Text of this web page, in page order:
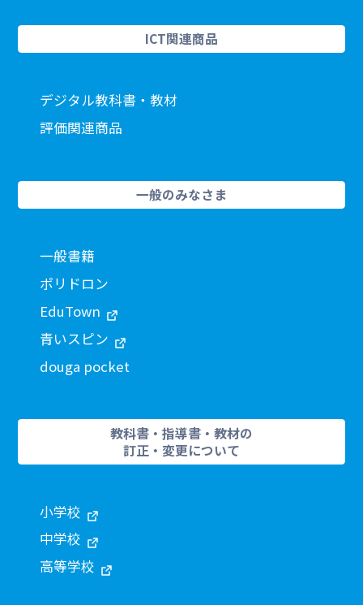
ICT関連商品
デジタル教科書・教材
評価関連商品
一般のみなさま
一般書籍
ポリドロン
EduTown
青いスピン
douga pocket
教科書・指導書・教材の
訂正・変更について
小学校
中学校
高等学校